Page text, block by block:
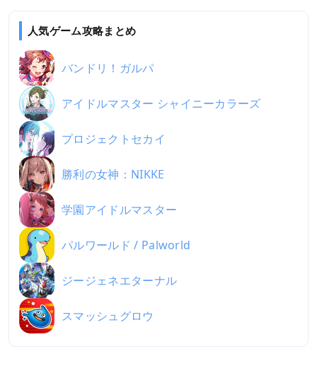
人気ゲーム攻略まとめ
バンドリ！ガルパ
アイドルマスター シャイニーカラーズ
プロジェクトセカイ
勝利の女神：NIKKE
学園アイドルマスター
パルワールド / Palworld
ジージェネエターナル
スマッシュグロウ